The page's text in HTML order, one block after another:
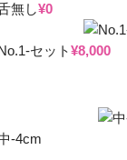
無し¥0
セット¥8,000
-4cm